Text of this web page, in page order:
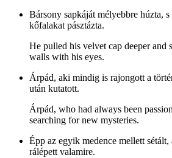
Bársony sapkáját mélyebbre húzta, s
kőfalakat pásztázta.
He pulled his velvet cap deeper and
walls with his eyes.
Árpád, aki mindig is rajongott a
után kutatott.
Árpád, who had always been
searching for new mysteries.
Épp az egyik medence mellett
rálépett valamire.